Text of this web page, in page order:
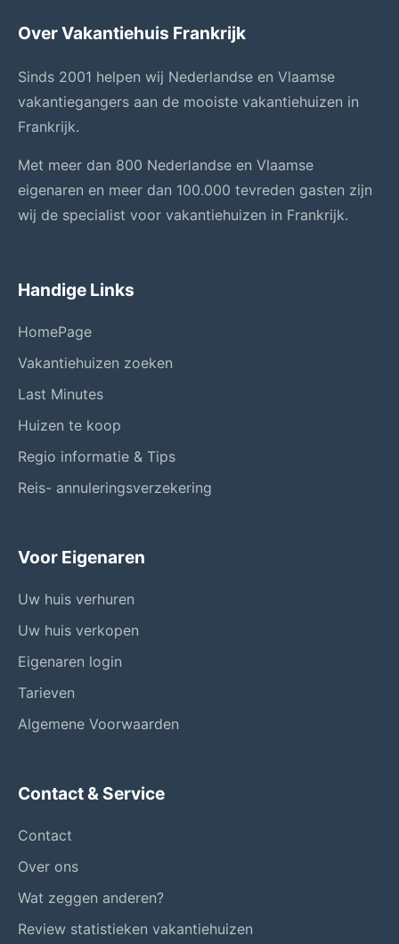
Over Vakantiehuis Frankrijk
Sinds 2001 helpen wij Nederlandse en Vlaamse
vakantiegangers aan de mooiste vakantiehuizen in
Frankrijk.
Met meer dan 800 Nederlandse en Vlaamse
eigenaren en meer dan 100.000 tevreden gasten zijn
wij de specialist voor vakantiehuizen in Frankrijk.
Handige Links
HomePage
Vakantiehuizen zoeken
Last Minutes
Huizen te koop
Regio informatie & Tips
Reis- annuleringsverzekering
Voor Eigenaren
Uw huis verhuren
Uw huis verkopen
Eigenaren login
Tarieven
Algemene Voorwaarden
Contact & Service
Contact
Over ons
Wat zeggen anderen?
Review statistieken vakantiehuizen